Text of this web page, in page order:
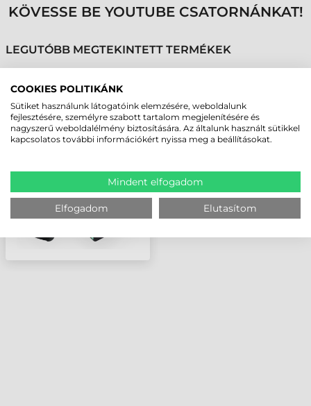
KÖVESSE BE YOUTUBE CSATORNÁNKAT!
LEGUTÓBB MEGTEKINTETT TERMÉKEK
ZEBRA AKKUMULÁTOR,
R12, 3100 MAH
COOKIES POLITIKÁNK
Sütiket használunk látogatóink elemzésére, weboldalunk
fejlesztésére, személyre szabott tartalom megjelenítésére és
nagyszerű weboldalélmény biztosítására. Az általunk használt sütikkel
kapcsolatos további információkért nyissa meg a beállításokat.
Mindent elfogadom
Elfogadom Elutasítom